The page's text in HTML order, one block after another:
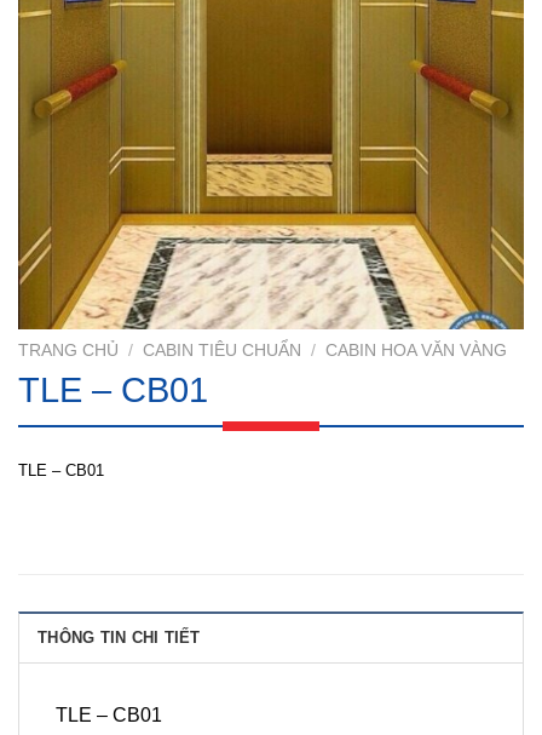
TRANG CHỦ / CABIN TIÊU CHUẨN / CABIN HOA VĂN VÀNG
TLE – CB01
TLE – CB01
THÔNG TIN CHI TIẾT
TLE – CB01